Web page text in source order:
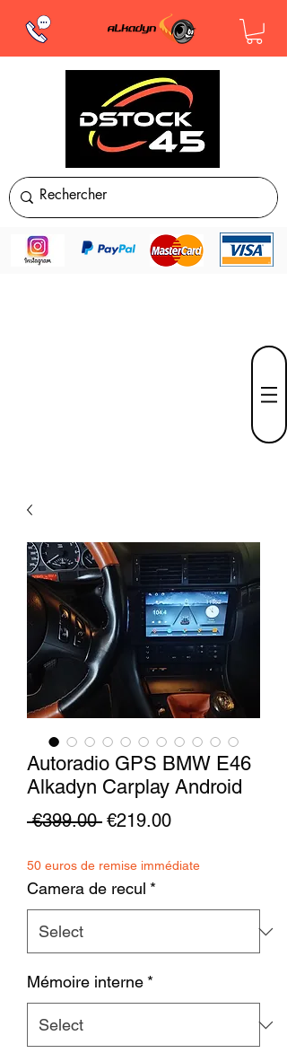
Autoradio GPS BMW E46
Alkadyn Carplay Android
€399.00 Regular
€219.00Sale
50 euros de remise immédiate
Camera de recul *
Mémoire interne *